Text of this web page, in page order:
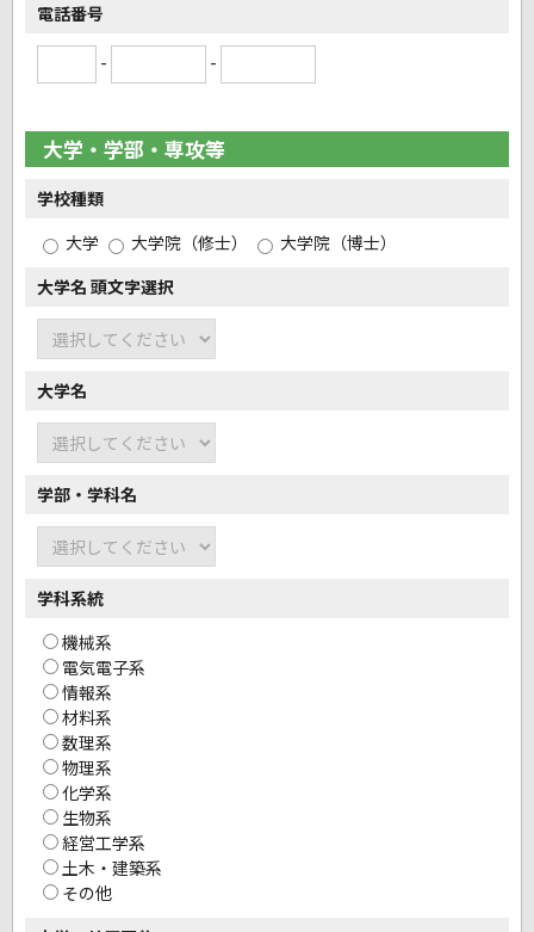
電話番号
- -
大学・学部・専攻等
学校種類
大学
大学院（修士）
大学院（博士）
大学名 頭文字選択
大学名
学部・学科名
学科系統
機械系
電気電子系
情報系
材料系
数理系
物理系
化学系
生物系
経営工学系
土木・建築系
その他